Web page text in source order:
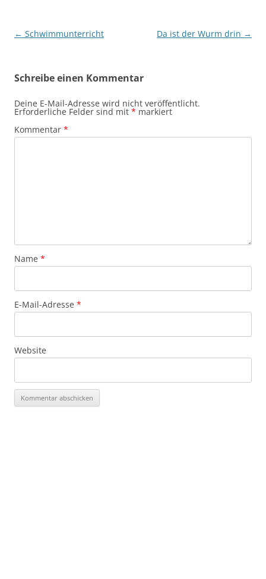
Beitragsnavigation
← Schwimmunterricht Da ist der Wurm drin →
Schreibe einen Kommentar
Deine E-Mail-Adresse wird nicht veröffentlicht.
Erforderliche Felder sind mit * markiert
Kommentar *
Name *
E-Mail-Adresse *
Website